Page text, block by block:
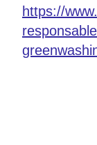
https://